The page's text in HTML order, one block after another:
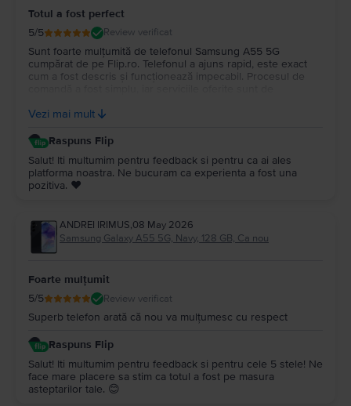
Totul a fost perfect
5/5 Review verificat
Sunt foarte mulțumită de telefonul Samsung A55 5G
cumpărat de pe Flip.ro. Telefonul a ajuns rapid, este exact
cum a fost descris și funcționează impecabil. Procesul de
doresc un telefon de calitate la un preț bun. Mulțumesc
Vezi mai mult
Raspuns Flip
Salut! Iti multumim pentru feedback si pentru ca ai ales
platforma noastra. Ne bucuram ca experienta a fost una
pozitiva. ❤️
ANDREI IRIMUS,08 May 2026
Samsung Galaxy A55 5G, Navy, 128 GB, Ca nou
Foarte mulțumit
5/5 Review verificat
Superb telefon arată că nou va mulțumesc cu respect
Raspuns Flip
Salut! Iti multumim pentru feedback si pentru cele 5 stele! Ne
face mare placere sa stim ca totul a fost pe masura
asteptarilor tale. 😊